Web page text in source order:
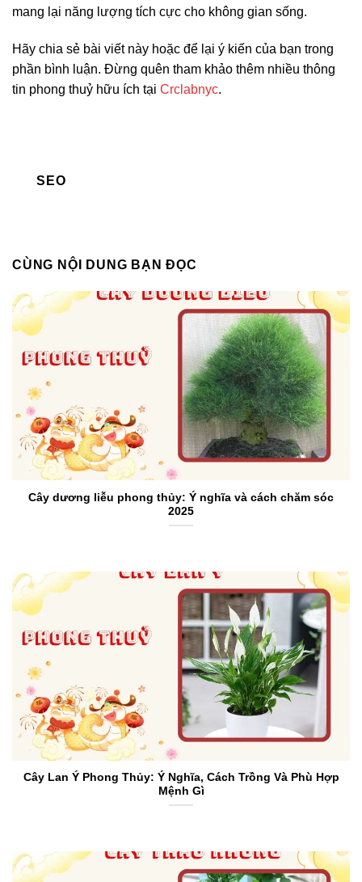
mang lại năng lượng tích cực cho không gian sống.
Hãy chia sẻ bài viết này hoặc để lại ý kiến của bạn trong
phần bình luận. Đừng quên tham khảo thêm nhiều thông
tin phong thuỷ hữu ích tại Crclabnyc.
SEO
CÙNG NỘI DUNG BẠN ĐỌC
Cây dương liễu phong thủy: Ý nghĩa và cách chăm sóc
2025
Cây Lan Ý Phong Thủy: Ý Nghĩa, Cách Trồng Và Phù Hợp
Mệnh Gì